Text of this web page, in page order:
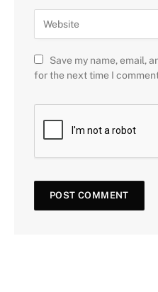
Save my name, email,
for the next time I